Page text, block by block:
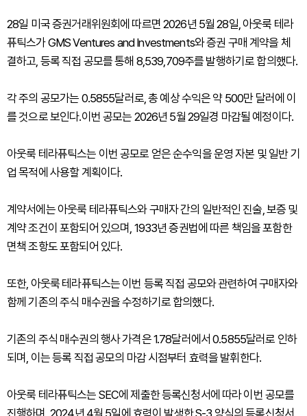
28일 미국 증권거래위원회에 따르면 2026년 5월 28일, 아웃룩 테라
퓨틱스가 GMS Ventures and Investments와 증권 구매 계약을 체
결하고, 등록 직접 공모를 통해 8,539,709주를 발행하기로 합의했다.
각 주의 공모가는 0.5855달러로, 총 예상 수익은 약 500만 달러에 이
를 것으로 보인다.이번 공모는 2026년 5월 29일경 마감될 예정이다.
아웃룩 테라퓨틱스는 이번 공모로 얻은 순수익을 운영 자본 및 일반 기
업 목적에 사용할 계획이다.
계약서에는 아웃룩 테라퓨틱스와 구매자 간의 일반적인 진술, 보증 및
계약 조건이 포함되어 있으며, 1933년 증권법에 따른 책임을 포함한
면책 조항도 포함되어 있다.
또한, 아웃룩 테라퓨틱스는 이번 등록 직접 공모와 관련하여 구매자와
함께 기존의 주식 매수권을 수정하기로 합의했다.
기존의 주식 매수권의 행사 가격은 1.78달러에서 0.5855달러로 인하
되며, 이는 등록 직접 공모의 마감 시점부터 효력을 발휘한다.
아웃룩 테라퓨틱스는 SEC에 제출한 등록신청서에 따라 이번 공모를
진행하며, 2024년 4월 5일에 효력이 발생한 S-3 양식의 등록신청서